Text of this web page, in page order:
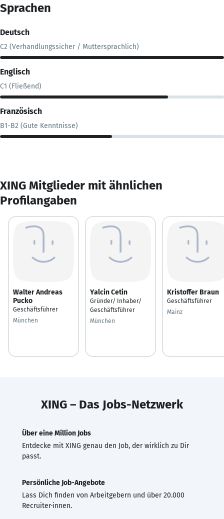
Sprachen
Deutsch
C2 (Verhandlungssicher / Muttersprachlich)
Englisch
C1 (Fließend)
Französisch
B1-B2 (Gute Kenntnisse)
XING Mitglieder mit ähnlichen
Profilangaben
Walter Andreas
Pucko
Geschäftsführer
München
Yalcin Cetin
Gründer/ Inhaber/
Geschäftsführer
München
Kristoffer Braun
Geschäftsführer
Mainz
XING – Das Jobs-Netzwerk
Über eine Million Jobs
Entdecke mit XING genau den Job, der wirklich zu Dir
passt.
Persönliche Job-Angebote
Lass Dich finden von Arbeitgebern und über 20.000
Recruiter·innen.